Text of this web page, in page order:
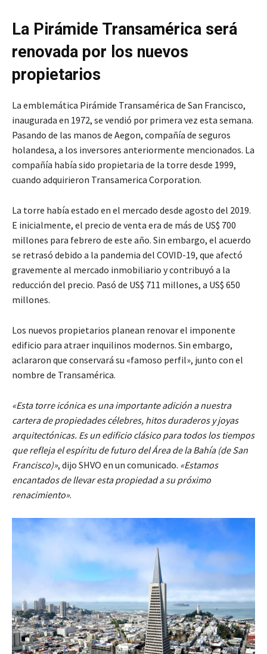
La Pirámide Transamérica será
renovada por los nuevos
propietarios
La emblemática Pirámide Transamérica de San Francisco,
inaugurada en 1972, se vendió por primera vez esta semana.
Pasando de las manos de Aegon, compañía de seguros
holandesa, a los inversores anteriormente mencionados. La
compañía había sido propietaria de la torre desde 1999,
cuando adquirieron Transamerica Corporation.
La torre había estado en el mercado desde agosto del 2019.
E inicialmente, el precio de venta era de más de US$ 700
millones para febrero de este año. Sin embargo, el acuerdo
se retrasó debido a la pandemia del COVID-19, que afectó
gravemente al mercado inmobiliario y contribuyó a la
reducción del precio. Pasó de US$ 711 millones, a US$ 650
millones.
Los nuevos propietarios planean renovar el imponente
edificio para atraer inquilinos modernos. Sin embargo,
aclararon que conservará su «famoso perfil», junto con el
nombre de Transamérica.
«Esta torre icónica es una importante adición a nuestra
cartera de propiedades célebres, hitos duraderos y joyas
arquitectónicas. Es un edificio clásico para todos los tiempos
que refleja el espíritu de futuro del Área de la Bahía (de San
Francisco)», dijo SHVO en un comunicado. «Estamos
encantados de llevar esta propiedad a su próximo
renacimiento».